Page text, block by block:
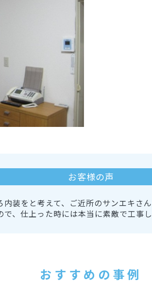
お客様の声
装をと考えて、ご近所のサンエキさ
、仕上った時には本当に素敵で工事
おすすめの事例